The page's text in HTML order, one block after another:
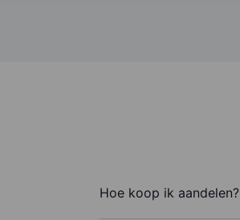
Hoe koop ik aandelen?